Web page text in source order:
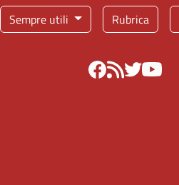
Sempre utili Rubrica